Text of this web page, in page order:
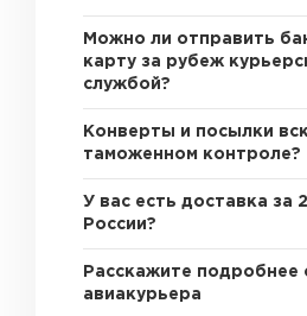
Можно ли отправить
карту за рубеж
службой?
Конверты и посылки
таможенном контроле?
У вас есть доставка за
России?
Расскажите подробнее
авиакурьера